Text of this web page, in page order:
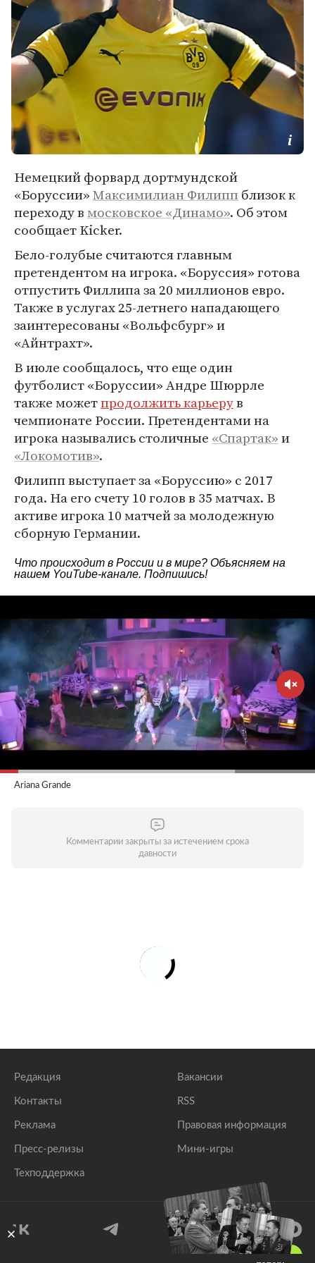
Немецкий форвард дортмундской
«Боруссии»Максимилиан Филипп близок к
переходу вмосковское «Динамо». Об этом
сообщает Kicker.
Бело-голубые считаются главным
претендентом на игрока. «Боруссия» готова
отпустить Филлипа за 20 миллионов евро.
Также в услугах 25-летнего нападающего
заинтересованы «Вольфсбург» и
«Айнтрахт».
В июле сообщалось, что еще один
футболист «Боруссии» Андре Шюррле
также можетпродолжить карьерув
чемпионате России. Претендентами на
игрока назывались столичные «Спартак»и
«Локомотив».
Филипп выступает за «Боруссию» с 2017
года. На его счету 10 голов в 35 матчах. В
активе игрока 10 матчей за молодежную
сборную Германии.
Что происходит в России и в мире? Объясняем на
нашем YouTube-канале. Подпишись!
Ariana Grande
Комментарии закрыты за истечением срока
давности
Редакция
Контакты
Реклама
Пресс-релизы
Техподдержка
Вакансии
RSS
Правовая информация
Мини-игры